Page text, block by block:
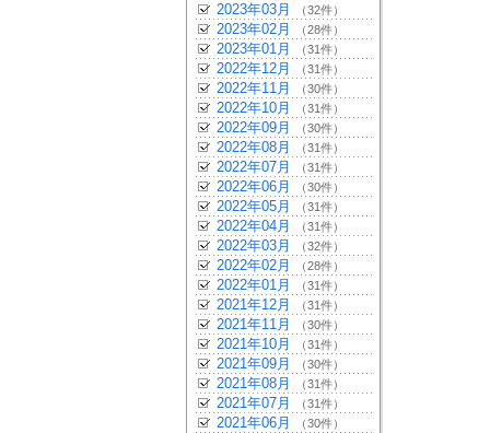
2023年03月 （32件）
2023年02月 （28件）
2023年01月 （31件）
2022年12月 （31件）
2022年11月 （30件）
2022年10月 （31件）
2022年09月 （30件）
2022年08月 （31件）
2022年07月 （31件）
2022年06月 （30件）
2022年05月 （31件）
2022年04月 （31件）
2022年03月 （32件）
2022年02月 （28件）
2022年01月 （31件）
2021年12月 （31件）
2021年11月 （30件）
2021年10月 （31件）
2021年09月 （30件）
2021年08月 （31件）
2021年07月 （31件）
2021年06月 （30件）